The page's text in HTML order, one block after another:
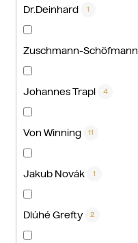
Dr.Deinhard 1
Zuschmann-Schöfmann
Johannes Trapl 4
Von Winning 11
Jakub Novák 1
Dlúhé Grefty 2